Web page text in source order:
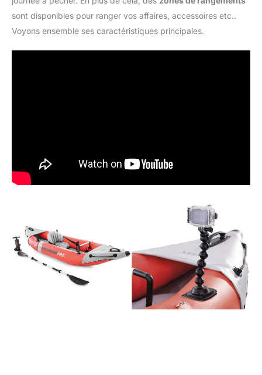
sont disponibles pour ranger vos affaires, accessoires etc..
Voyons ensemble ses caractéristiques principales.